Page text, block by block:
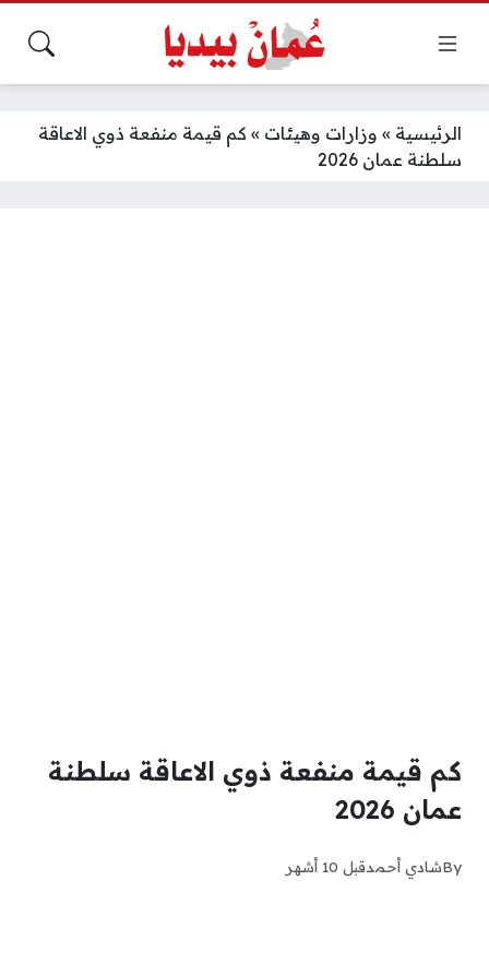
الرئيسية » وزارات وهيئات » كم قيمة منفعة ذوي الاعاقة
سلطنة عمان 2026
كم قيمة منفعة ذوي الاعاقة سلطنة
عمان 2026
Byشادي أحمدقبل 10 أشهر